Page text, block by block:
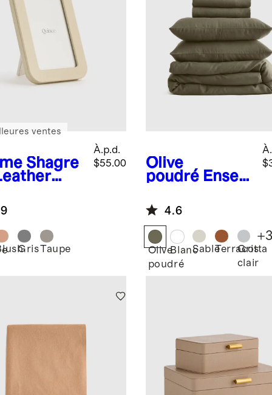
Shagre
À.p.d.
$55.00
ventes
GrisTaupe
Olive
poudré Ense
literie de luxe
en lin
européen
4.6
Olive
poudré
BlancSableTerracotta
Gris
clair
+